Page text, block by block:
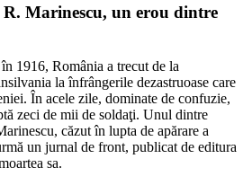
Marinescu, un erou dintre
1916, România a trecut de la
la înfrângerile dezastruoase care
În acele zile, dominate de confuzie,
zeci de mii de soldaţi. Unul dintre
căzut în lupta de apărare a
un jurnal de front, publicat de editura
sa.